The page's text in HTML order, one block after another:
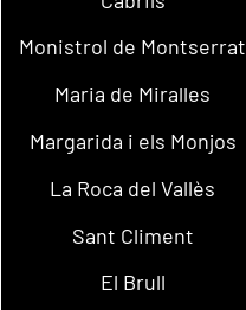
Monistrol de Montserrat
Maria de Miralles
Margarida i els Monjos
La Roca del Vallès
Sant Climent
El Brull